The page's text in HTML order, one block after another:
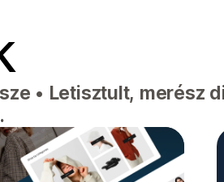
• Letisztult, merész